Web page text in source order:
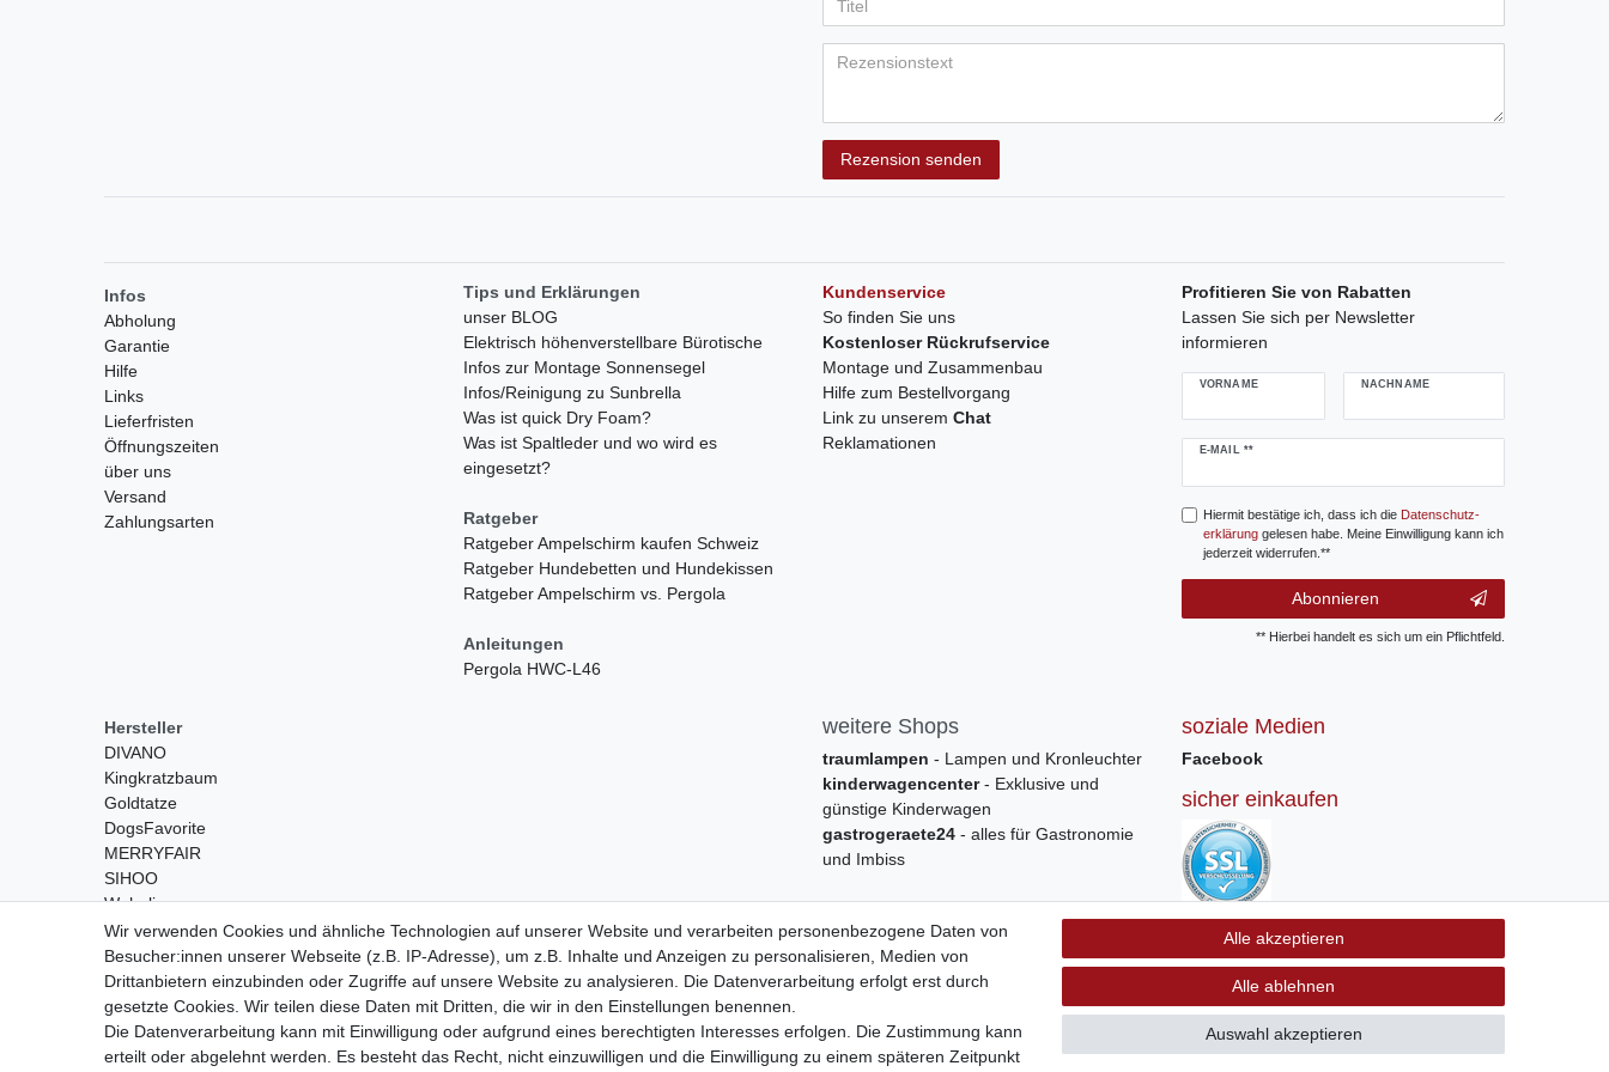
Bewertungssternen
Bewertungssternen
Bewertungssternen
Bewertungssternen
Bewertungssternen
Anzeigename
(optional)
Rezension senden
Infos
Abholung
Garantie
Hilfe
Links
Lieferfristen
Öffnungszeiten
über uns
Versand
Zahlungsarten
Tips und Erklärungen
unser BLOG
Elektrisch höhenverstellbare Bürotische
Infos zur Montage Sonnensegel
Infos/Reinigung zu Sunbrella
Was ist quick Dry Foam?
Was ist Spaltleder und wo wird es
eingesetzt?
Ratgeber
Ratgeber Ampelschirm kaufen Schweiz
Ratgeber Hundebetten und Hundekissen
Ratgeber Ampelschirm vs. Pergola
Anleitungen
Pergola HWC-L46
Kundenservice
So finden Sie uns
Kostenloser Rückrufservice
Montage und Zusammenbau
Hilfe zum Bestellvorgang
Link zu unserem Chat
Reklamationen
Profitieren Sie von Rabatten
Lassen Sie sich per Newsletter
informieren
VORNAME NACHNAME
E-MAIL **
Newsletter
Hiermit bestätige ich, dass ich die Daten­schutz­
erklärunggelesen habe. Meine Einwilligung kann ich
jederzeit widerrufen.**
Abonnieren
** Hierbei handelt es sich um ein Pflichtfeld.
Hersteller
DIVANO
Kingkratzbaum
Goldtatze
DogsFavorite
MERRYFAIR
SIHOO
Wohnling
weitere Shops
traumlampen - Lampen und Kronleuchter
kinderwagencenter- Exklusive und
günstige Kinderwagen
gastrogeraete24 - alles für Gastronomie
und Imbiss
soziale Medien
Facebook
sicher einkaufen
Sichere Bestellung und Zahlung via SSL
Verschlüsselung
Wir verwenden Cookies und ähnliche Technologien auf unserer Website und verarbeiten personenbezogene Daten von
Besucher:innen unserer Webseite (z.B. IP-Adresse), um z.B. Inhalte und Anzeigen zu personalisieren, Medien von
Drittanbietern einzubinden oder Zugriffe auf unsere Website zu analysieren. Die Datenverarbeitung erfolgt erst durch
gesetzte Cookies. Wir teilen diese Daten mit Dritten, die wir in den Einstellungen benennen.
Die Datenverarbeitung kann mit Einwilligung oder aufgrund eines berechtigten Interesses erfolgen. Die Zustimmung kann
erteilt oder abgelehnt werden. Es besteht das Recht, nicht einzuwilligen und die Einwilligung zu einem späteren Zeitpunkt
Alle akzeptieren
Alle ablehnen
Auswahl akzeptieren
Widerrufs­recht
Widerrufs­formular Impressum Daten­schutz­erklärung